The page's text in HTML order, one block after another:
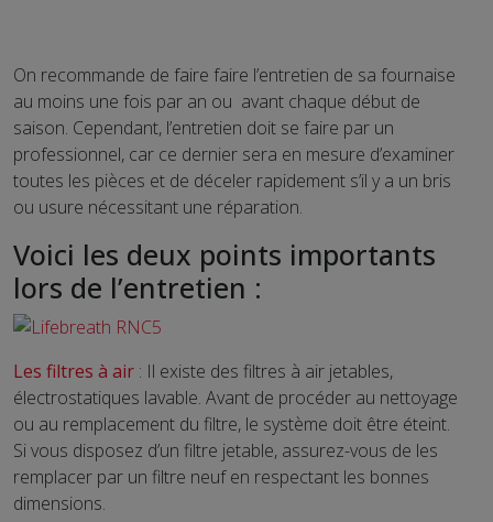
On recommande de faire faire l’entretien de sa fournaise
au moins une fois par an ou avant chaque début de
saison. Cependant, l’entretien doit se faire par un
professionnel, car ce dernier sera en mesure d’examiner
toutes les pièces et de déceler rapidement s’il y a un bris
ou usure nécessitant une réparation.
Voici les deux points importants
lors de l’entretien :
Les filtres à air : Il existe des filtres à air jetables,
électrostatiques lavable. Avant de procéder au nettoyage
ou au remplacement du filtre, le système doit être éteint.
Si vous disposez d’un filtre jetable, assurez-vous de les
remplacer par un filtre neuf en respectant les bonnes
dimensions.